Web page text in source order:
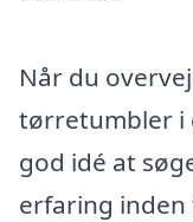
Når du
tørretumbler i
god idé at
erfaring